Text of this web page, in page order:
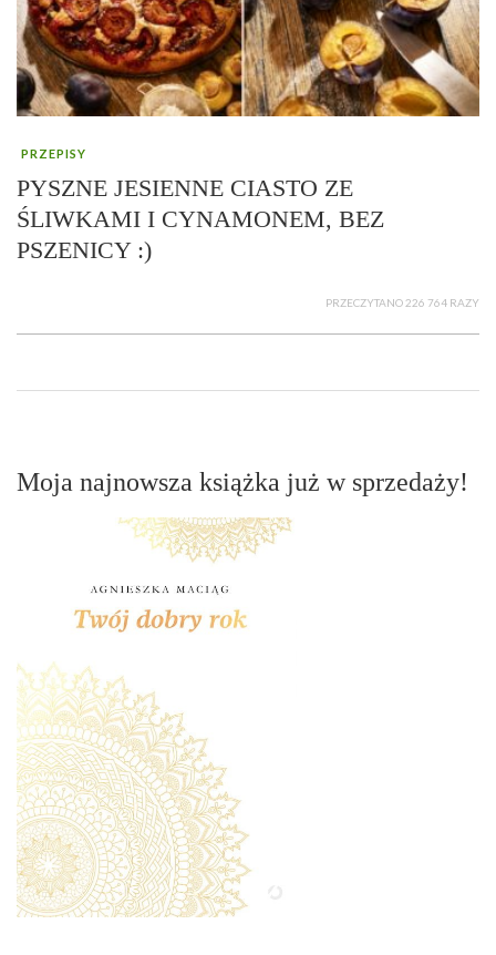
PRZEPISY
PYSZNE JESIENNE CIASTO ZE
ŚLIWKAMI I CYNAMONEM, BEZ
PSZENICY :)
PRZECZYTANO 226 764 RAZY
Moja najnowsza książka już w sprzedaży!